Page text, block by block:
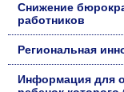
Снижение
работников
Региональная
Информация для